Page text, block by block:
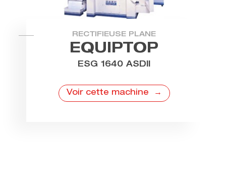
RECTIFIEUSE PLANE
EQUIPTOP
ESG 1640 ASDII
Voir cette machine